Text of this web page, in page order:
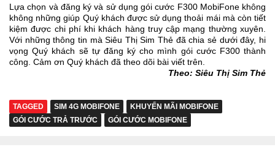
Lựa chọn và đăng ký và sử dụng gói cước F300 MobiFone không
không những giúp Quý khách được sử dụng thoải mái mà còn tiết
kiệm được chi phí khi khách hàng truy cập mạng thường xuyên.
Với những thông tin mà Siêu Thị Sim Thẻ đã chia sẻ dưới đây, hi
vọng Quý khách sẽ tự đăng ký cho mình gói cước F300 thành
công. Cảm ơn Quý khách đã theo dõi bài viết trên.
Theo: Siêu Thị Sim Thẻ
TAGGED SIM 4G MOBIFONE
KHUYẾN MÃI MOBIFONE
GÓI CƯỚC TRẢ TRƯỚC
GÓI CƯỚC MOBIFONE